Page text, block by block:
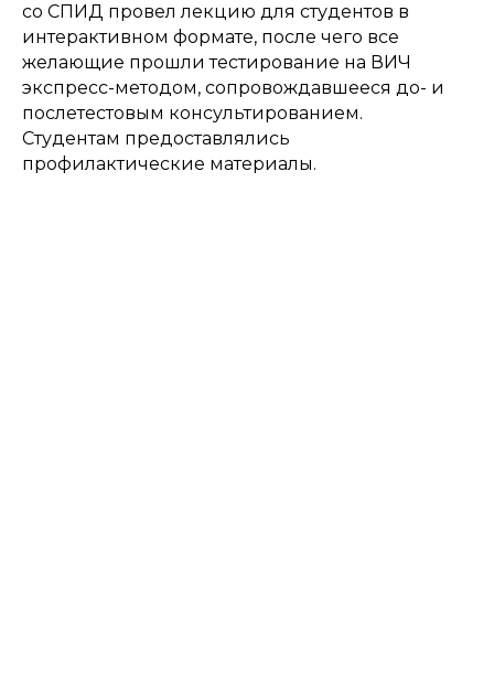
со СПИД провел лекцию для студентов в
интерактивном формате, после чего все
желающие прошли тестирование на ВИЧ
экспресс-методом, сопровождавшееся до- и
послетестовым консультированием.
Студентам предоставлялись
профилактические материалы.